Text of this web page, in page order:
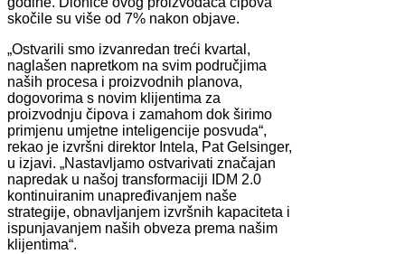
skočile su više od 7% nakon objave.
„Ostvarili smo izvanredan treći kvartal,
naglašen napretkom na svim područjima
naših procesa i proizvodnih planova,
dogovorima s novim klijentima za
proizvodnju čipova i zamahom dok širimo
primjenu umjetne inteligencije posvuda“,
rekao je izvršni direktor Intela, Pat Gelsinger,
u izjavi. „Nastavljamo ostvarivati značajan
napredak u našoj transformaciji IDM 2.0
kontinuiranim unapređivanjem naše
strategije, obnavljanjem izvršnih kapaciteta i
ispunjavanjem naših obveza prema našim
klijentima“.